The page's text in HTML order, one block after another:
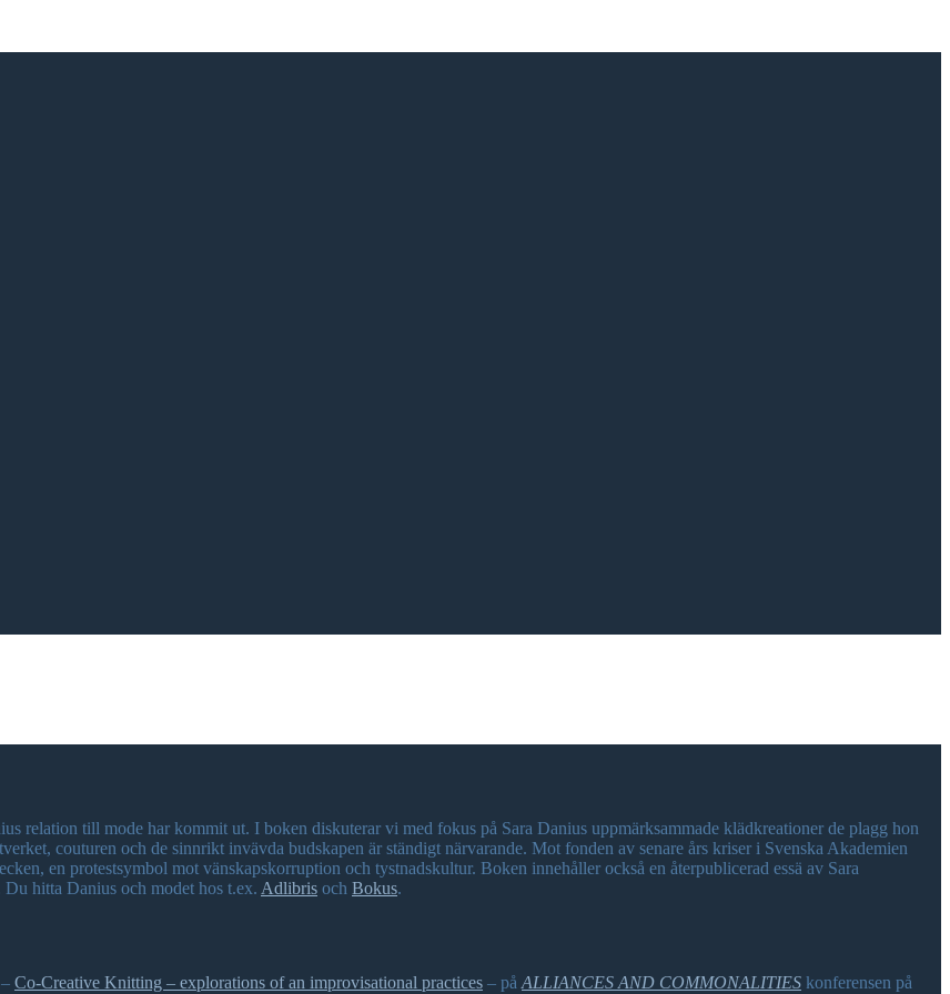
relation till mode har kommit ut. I boken diskuterar vi med fokus på Sara Danius uppmärksammade klädkreationer de plagg hon
couturen och de sinnrikt invävda budskapen är ständigt närvarande. Mot fonden av senare års kriser i Svenska Akademien
en protestsymbol mot vänskapskorruption och tystnadskultur. Boken innehåller också en återpublicerad essä av Sara
Du hitta Danius och modet hos t.ex. Adlibris och Bokus.
Co-Creative Knitting – explorations of an improvisational practices – på ALLIANCES AND COMMONALITIES konferensen på